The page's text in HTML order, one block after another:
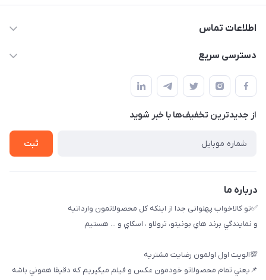
اطلاعات تماس
09174090037
09174090035
بوشهر ، بندر ديلم، خيابان ساحلي ، بازار كويتي، روبرو شيلات
پنجمين فروشگاه كالاخواب پهلواني
دسترسی سریع
حساب کاربری
راهنماي خريد
لیست محصولات
تماس با ما
از جدید‌ترین تخفیف‌ها با‌ خبر شوید
ثبت
درباره ما
✅تو كالاخواب پهلوانى جدا از اينكه كل محصولاتمون وارداتيه
و نمايندگي برند هاي بونيتو، ترولاو ، اسكاي و ... هستيم
💯الويت اول اولمون رضايت مشتريه
📌يعني تمام محصولاتو خودمون عكس و فيلم ميگيريم كه دقيقا هموني باشه